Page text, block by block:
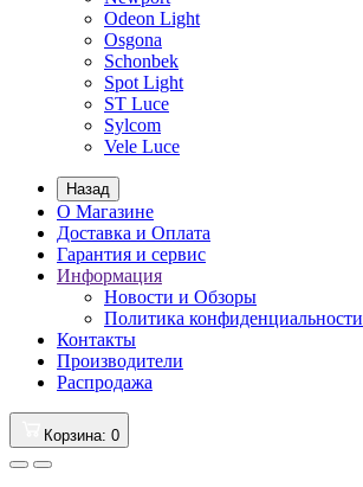
Odeon Light
Osgona
Schonbek
Spot Light
ST Luce
Sylcom
Vele Luce
Назад
О Магазине
Доставка и Оплата
Гарантия и сервис
Информация
Новости и Обзоры
Политика конфиденциальности
Контакты
Производители
Распродажа
Корзина: 0